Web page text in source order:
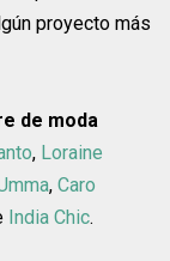
proyecto más
de moda
, Loraine
,Caro
India Chic.